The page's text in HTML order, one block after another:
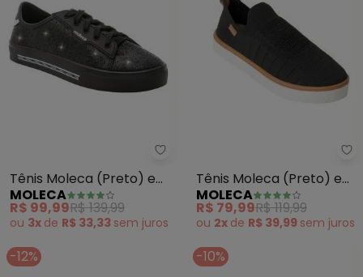
Moleca - Tênis Moleca (Preto)
Tênis Moleca (Preto) em
Sintético
MOLECA
R$ 99,99R$ 139,99
ou 3x de R$ 33,33 sem juros
Tênis Moleca (Preto) em
Tecido Elástico
MOLECA
R$ 79,99R$ 119,99
ou 2x de R$ 39,99 sem juros
-12% -10%